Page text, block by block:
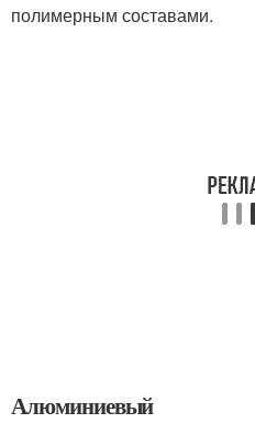
полимерным составами.
Алюминиевый